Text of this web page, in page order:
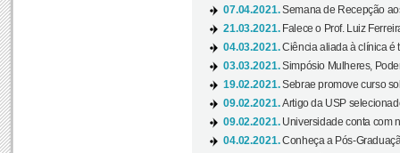
07.04.2021.Semana de Recepção
21.03.2021. Falece o Prof. Luiz
04.03.2021.Ciência aliada à clínica é
03.03.2021.Simpósio Mulheres,
19.02.2021.Sebrae promove curso
09.02.2021.Artigo da USP
09.02.2021. Universidade conta com
04.02.2021.Conheça a Pós-